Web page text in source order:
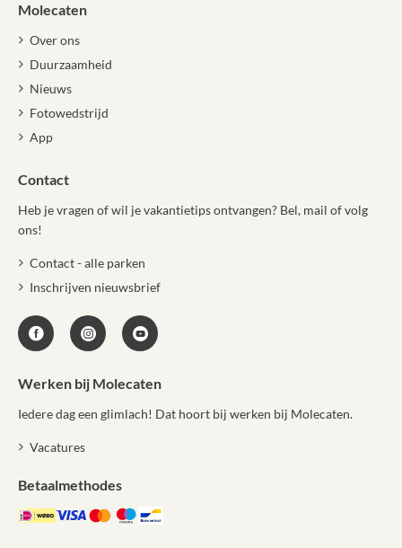
Molecaten
Over ons
Duurzaamheid
Nieuws
Fotowedstrijd
App
Contact
Heb je vragen of wil je vakantietips ontvangen? Bel, mail of volg
ons!
Contact - alle parken
Inschrijven nieuwsbrief
Werken bij Molecaten
Iedere dag een glimlach! Dat hoort bij werken bij Molecaten.
Vacatures
Betaalmethodes